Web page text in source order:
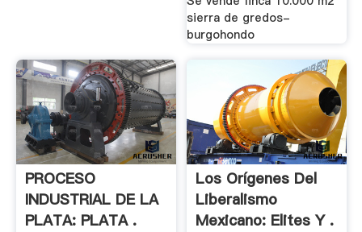
sierra de gredos-
burgohondo
PROCESO
INDUSTRIAL DE LA
PLATA: PLATA .
Los Orígenes Del
Liberalismo
Mexicano: Elites Y .